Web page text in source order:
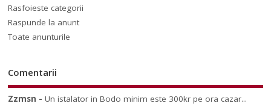
Rasfoieste categorii
Raspunde la anunt
Toate anunturile
Comentarii
Zzmsn -Un istalator in Bodo minim este 300kr pe ora cazar...